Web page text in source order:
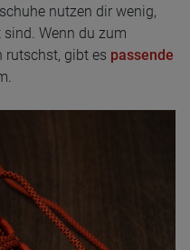
nutzen dir wenig,
Wenn du zum
rutschst, gibt es passende